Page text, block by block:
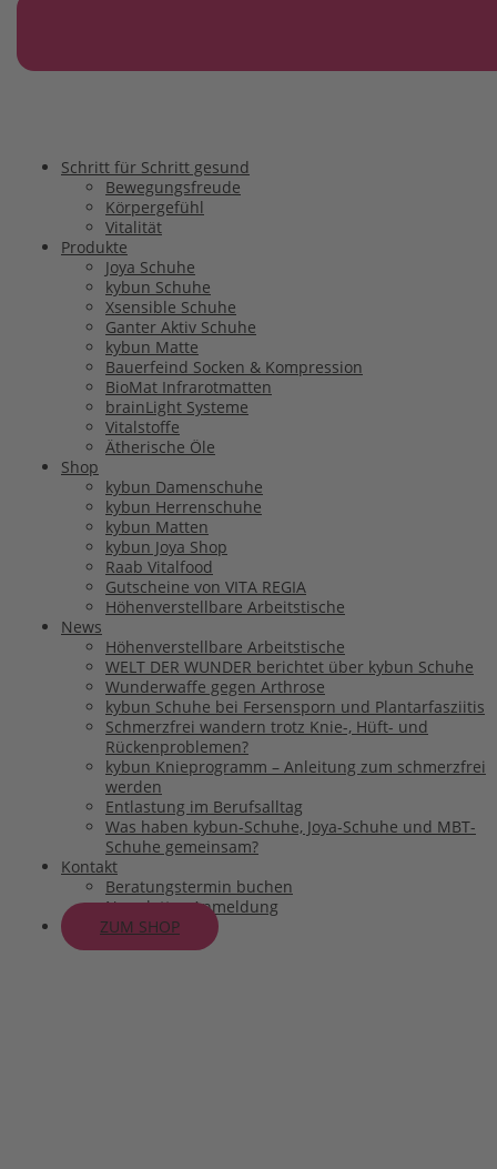
Schritt für Schritt gesund
Bewegungsfreude
Körpergefühl
Vitalität
Produkte
Joya Schuhe
kybun Schuhe
Xsensible Schuhe
Ganter Aktiv Schuhe
kybun Matte
Bauerfeind Socken & Kompression
BioMat Infrarotmatten
brainLight Systeme
Vitalstoffe
Ätherische Öle
Shop
kybun Damenschuhe
kybun Herrenschuhe
kybun Matten
kybun Joya Shop
Raab Vitalfood
Gutscheine von VITA REGIA
Höhenverstellbare Arbeitstische
News
Höhenverstellbare Arbeitstische
WELT DER WUNDER berichtet über kybun Schuhe
Wunderwaffe gegen Arthrose
kybun Schuhe bei Fersensporn und Plantarfasziitis
Schmerzfrei wandern trotz Knie-, Hüft- und
Rückenproblemen?
kybun Knieprogramm – Anleitung zum schmerzfrei
werden
Entlastung im Berufsalltag
Was haben kybun-Schuhe, Joya-Schuhe und MBT-
Schuhe gemeinsam?
Kontakt
Beratungstermin buchen
Newsletter-Anmeldung
ZUM SHOP